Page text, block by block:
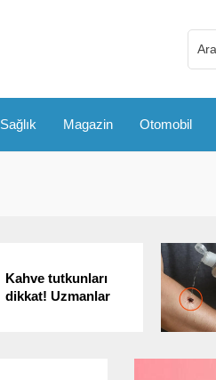
Sağlık Magazin Otomobil
Kahve tutkunları
dikkat! Uzmanlar